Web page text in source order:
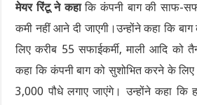
मेयर रिंटू ने कहाकि कंपनी बाग की साफ-
कमी नहीं आने दी जाएगी।उन्होंने कहा कि
लिए करीब 55 सफाईकर्मी, माली आदि को
कहा कि कंपनी बाग को सुशोभित करने के
3,000 पौधे लगाए जाएंगे। उन्होंने कहा कि